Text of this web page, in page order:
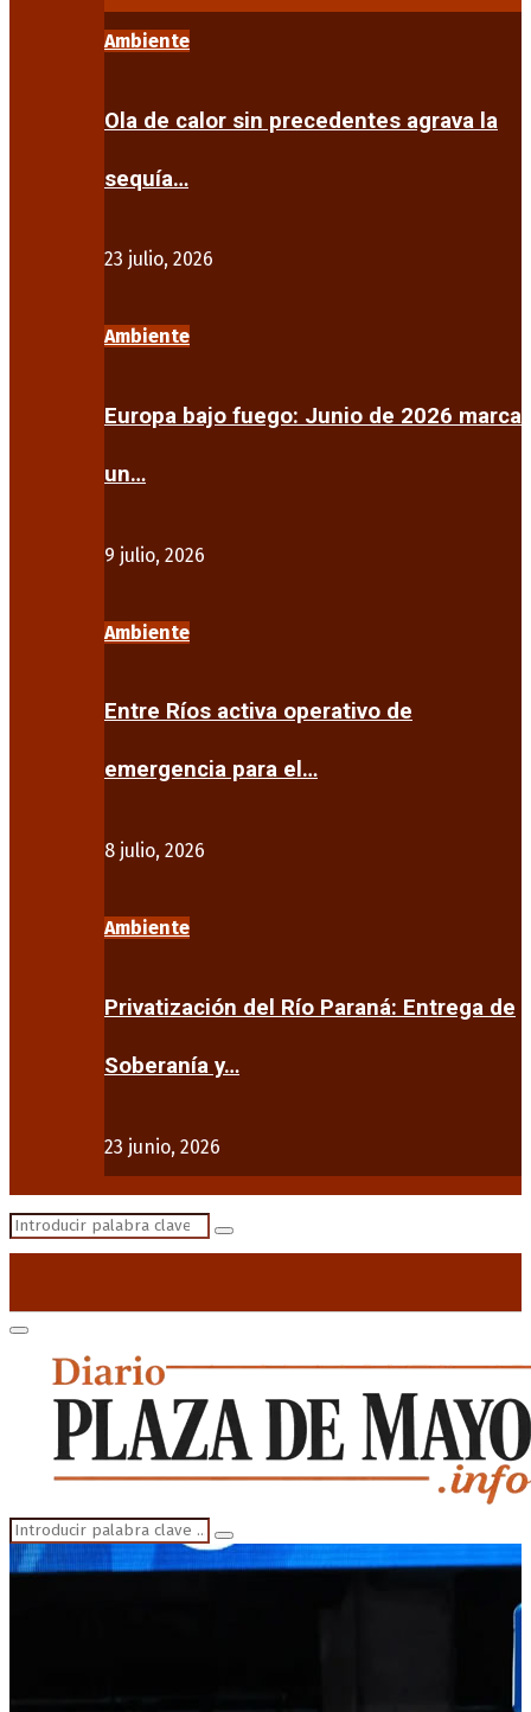
Ambiente
Ola de calor sin precedentes agrava la
sequía…
23 julio, 2026
Ambiente
Europa bajo fuego: Junio de 2026 marca
un…
9 julio, 2026
Ambiente
Entre Ríos activa operativo de
emergencia para el…
8 julio, 2026
Ambiente
Privatización del Río Paraná: Entrega de
Soberanía y…
23 junio, 2026
Search
Search
Primary
Menu
Search
for:
Search